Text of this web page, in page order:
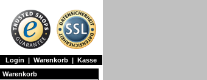
Login | Warenkorb | Kasse
Warenkorb